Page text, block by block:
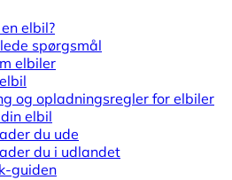
elbil?
spørgsmål
elbiler
og opladningsregler for elbiler
elbil
du ude
du i udlandet
guiden